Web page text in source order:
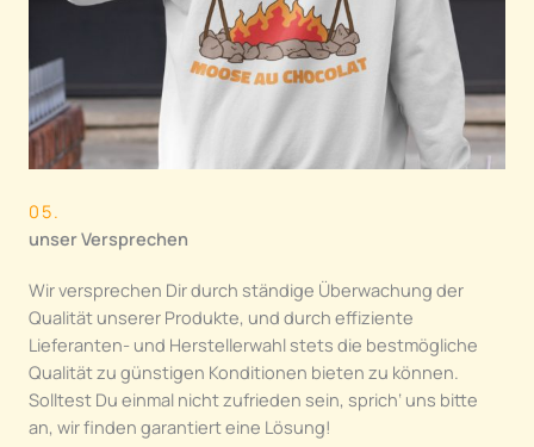
05.
unser Versprechen
Wir versprechen Dir durch ständige Überwachung der
Qualität unserer Produkte, und durch effiziente
Lieferanten- und Herstellerwahl stets die bestmögliche
Qualität zu günstigen Konditionen bieten zu können.
Solltest Du einmal nicht zufrieden sein, sprich‘ uns bitte
an, wir finden garantiert eine Lösung!